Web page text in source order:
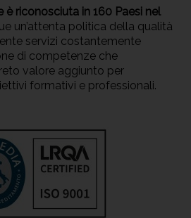
è riconosciuta in 160 Paesi nel
un’attenta politica della qualità
servizi costantemente
di competenze che
valore aggiunto per
formativi e professionali.